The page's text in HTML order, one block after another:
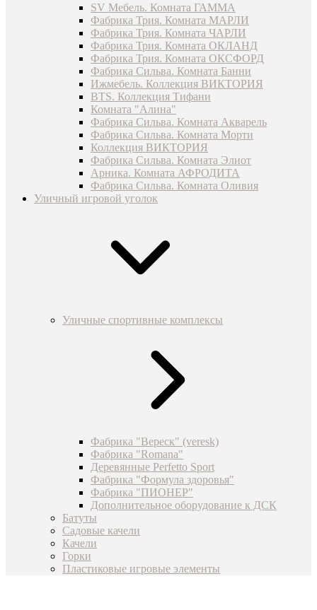
SV Мебель. Комната ГАММА
Фабрика Трия. Комната МАРЛИ
Фабрика Трия. Комната ЧАРЛИ
Фабрика Трия. Комната ОКЛАНД
Фабрика Трия. Комната ОКСФОРД
Фабрика Сильва. Комната Банни
Ижмебель. Коллекция ВИКТОРИЯ
BTS. Коллекция Тифани
Комната "Алина"
Фабрика Сильва. Комната Акварель
Фабрика Сильва. Комната Морти
Коллекция ВИКТОРИЯ
Фабрика Сильва. Комната Элиот
Арника. Комната АФРОДИТА
Фабрика Сильва. Комната Оливия
Уличный игровой уголок
Уличные спортивные комплексы
Фабрика "Вереск" (veresk)
Фабрика "Romana"
Деревянные Perfetto Sport
Фабрика "Формула здоровья"
Фабрика "ПИОНЕР"
Дополнительное оборудование к ДСК
Батуты
Садовые качели
Качели
Горки
Пластиковые игровые элементы